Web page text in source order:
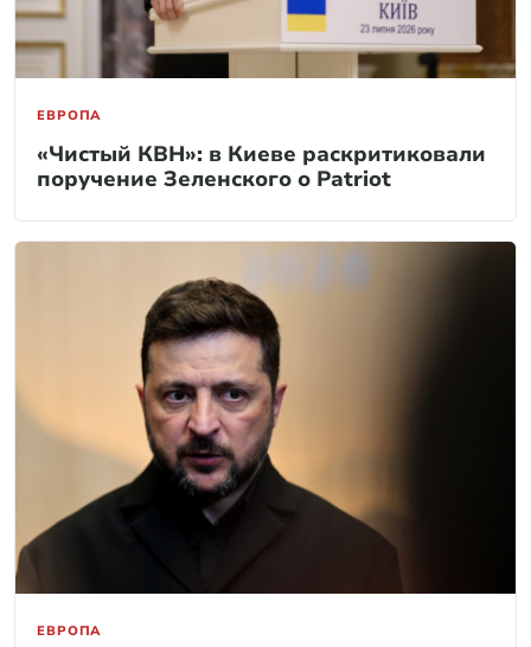
ЕВРОПА
«Чистый КВН»: в Киеве раскритиковали
поручение Зеленского о Patriot
ЕВРОПА